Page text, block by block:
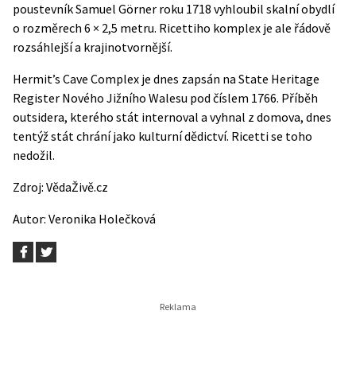
poustevník Samuel Görner roku 1718 vyhloubil skalní obydlí
o rozměrech 6 × 2,5 metru. Ricettiho komplex je ale řádově
rozsáhlejší a krajinotvornější.
Hermit’s Cave Complex je dnes zapsán na State Heritage
Register Nového Jižního Walesu pod číslem 1766. Příběh
outsidera, kterého stát internoval a vyhnal z domova, dnes
tentýž stát chrání jako kulturní dědictví. Ricetti se toho
nedožil.
Zdroj: VědaŽivě.cz
Autor: Veronika Holečková